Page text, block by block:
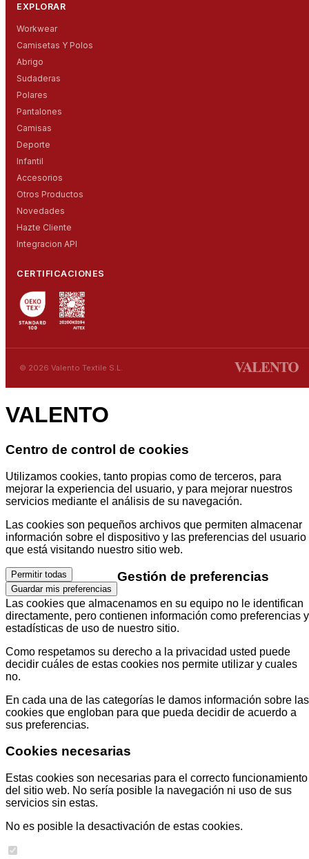
EXPLORAR
Workwear
Camisetas Y Polos
Abrigo
Sudaderas
Polares
Pantalones
Camisas
Deporte
Infantil
Accesorios
Otros Productos
Novedades
Hazte Cliente
Integracion API
CERTIFICACIONES
© 2026 Valento Textile S.L.
VALENTO
Centro de control de cookies
Utilizamos cookies, tanto propias como de terceros, para
mejorar la experiencia del usuario, y para mejorar nuestros
servicios mediante el análisis de su navegación.
Las cookies son pequeños archivos que permiten almacenar
información sobre el dispositivo y las preferencias del usuario
que está visitando nuestro sitio web.
Permitir todas
Guardar mis preferencias
Gestión de preferencias
Las cookies que almacenamos en su equipo no le identifican
directamente, pero contienen información como preferencias y
estadísticas de uso de nuestro sitio.
Como respetamos su derecho a la privacidad usted puede
decidir cuáles de estas cookies nos permite utilizar y cuales
no.
En cada una de las categorías le damos información sobre las
cookies que engloban para que pueda decidir de acuerdo a
sus preferencias.
Cookies necesarias
Estas cookies son necesarias para el correcto funcionamiento
del sitio web. No sería posible la navegación ni uso de sus
servicios sin estas.
No es posible la desactivación de estas cookies.